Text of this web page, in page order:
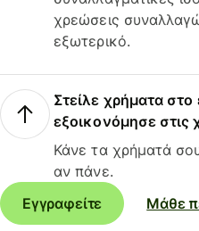
χρεώσεις
εξωτερικό.
Στείλε χρήματα στο
εξοικονόμησε στις
Κάνε τα χρήματά
αν πάνε.
Εγγραφείτε
Μάθε